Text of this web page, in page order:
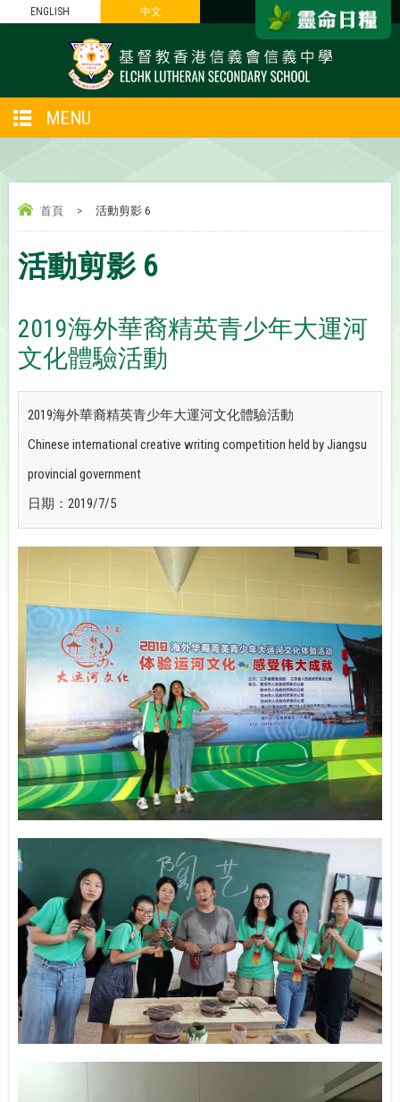
ENGLISH 中文
MENU
首頁 > 活動剪影 6
活動剪影 6
2019海外華裔精英青少年大運河
文化體驗活動
2019海外華裔精英青少年大運河文化體驗活動
Chinese international creative writing competition held by Jiangsu
provincial government
日期：2019/7/5